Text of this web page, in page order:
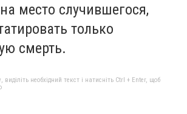
место случившегося,
только
смерть.
необхідний текст і натисніть Ctrl + Enter, щоб